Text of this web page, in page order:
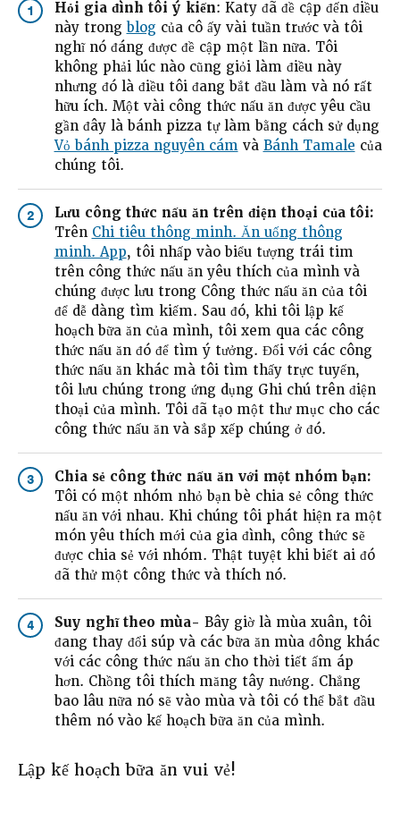
1 Hỏi gia đình tôi ý kiến: Katy đã đề cập đến điều
này trong blog của cô ấy vài tuần trước và tôi
nghĩ nó đáng được đề cập một lần nữa. Tôi
không phải lúc nào cũng giỏi làm điều này
nhưng đó là điều tôi đang bắt đầu làm và nó rất
hữu ích. Một vài công thức nấu ăn được yêu cầu
gần đây là bánh pizza tự làm bằng cách sử dụng
Vỏ bánh pizza nguyên cám và Bánh Tamale của
chúng tôi.
2
Lưu công thức nấu ăn trên điện thoại của tôi:
Trên Chi tiêu thông minh. Ăn uống thông
minh. App, tôi nhấp vào biểu tượng trái tim
trên công thức nấu ăn yêu thích của mình và
chúng được lưu trong Công thức nấu ăn của tôi
để dễ dàng tìm kiếm. Sau đó, khi tôi lập kế
hoạch bữa ăn của mình, tôi xem qua các công
thức nấu ăn đó để tìm ý tưởng. Đối với các công
thức nấu ăn khác mà tôi tìm thấy trực tuyến,
tôi lưu chúng trong ứng dụng Ghi chú trên điện
thoại của mình. Tôi đã tạo một thư mục cho các
công thức nấu ăn và sắp xếp chúng ở đó.
3
Chia sẻ công thức nấu ăn với một nhóm bạn:
Tôi có một nhóm nhỏ bạn bè chia sẻ công thức
nấu ăn với nhau. Khi chúng tôi phát hiện ra một
món yêu thích mới của gia đình, công thức sẽ
được chia sẻ với nhóm. Thật tuyệt khi biết ai đó
đã thử một công thức và thích nó.
4 Suy nghĩ theo mùa- Bây giờ là mùa xuân, tôi
đang thay đổi súp và các bữa ăn mùa đông khác
với các công thức nấu ăn cho thời tiết ấm áp
hơn. Chồng tôi thích măng tây nướng. Chẳng
bao lâu nữa nó sẽ vào mùa và tôi có thể bắt đầu
thêm nó vào kế hoạch bữa ăn của mình.
Lập kế hoạch bữa ăn vui vẻ!